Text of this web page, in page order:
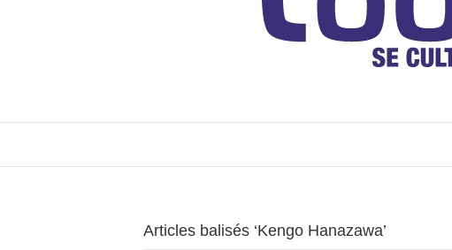
Articles balisés ‘Kengo Hanazawa’